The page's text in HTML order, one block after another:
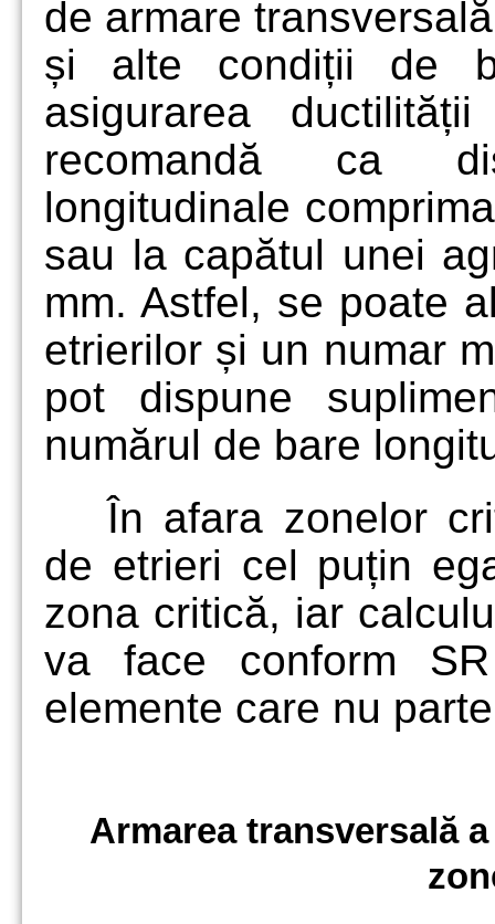
de armare
și alte condiții de
asigurarea
recomandă ca
longitudinale
sau la capătul unei
mm. Astfel, se poate
etrierilor și un numar
pot dispune
numărul de bare
În afara zonelor
de etrieri cel puțin
zona critică, iar
va face conform
elemente care nu
Armarea transversală